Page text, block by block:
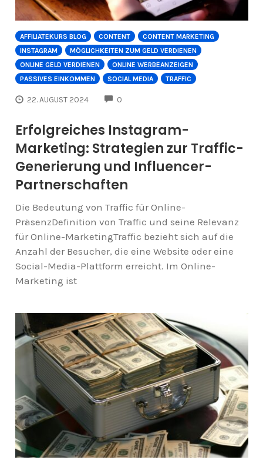
AFFILIATEKURS BLOG CONTENT
CONTENT MARKETING
INSTAGRAM
MÖGLICHKEITEN ZUM GELD VERDIENEN
ONLINE GELD VERDIENEN
ONLINE WERBEANZEIGEN
PASSIVES EINKOMMEN
SOCIAL MEDIA TRAFFIC
22. AUGUST 2024 0
Erfolgreiches Instagram-
Marketing: Strategien zur Traffic-
Generierung und Influencer-
Partnerschaften
Die Bedeutung von Traffic für Online-
PräsenzDefinition von Traffic und seine Relevanz
für Online-MarketingTraffic bezieht sich auf die
Anzahl der Besucher, die eine Website oder eine
Social-Media-Plattform erreicht. Im Online-
Marketing ist